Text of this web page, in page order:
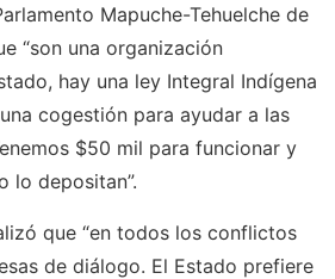
Mapuche-Tehuelche de
“son una organización
hay una ley Integral Indígena
cogestión para ayudar a las
$50 mil para funcionar y
lo depositan”.
que “en todos los conflictos
de diálogo. El Estado prefiere